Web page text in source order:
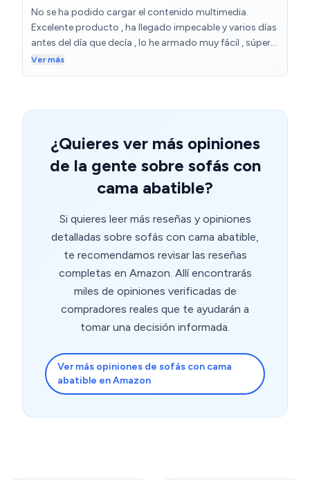
No se ha podido cargar el contenido multimedia.
Excelente producto , ha llegado impecable y varios días
antes del día que decía , lo he armado muy fácil , súper
recomendado
Ver más
¿Quieres ver más opiniones
de la gente sobre sofás con
cama abatible?
Si quieres leer más reseñas y opiniones
detalladas sobre sofás con cama abatible,
te recomendamos revisar las reseñas
completas en Amazon. Allí encontrarás
miles de opiniones verificadas de
compradores reales que te ayudarán a
tomar una decisión informada.
Ver más opiniones de sofás con cama
abatible en Amazon